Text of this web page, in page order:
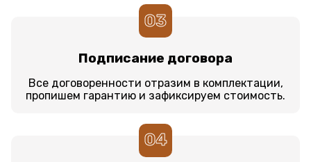
03
Подписание договора
Все договоренности отразим в комплектации,
пропишем гарантию и зафиксируем стоимость.
04